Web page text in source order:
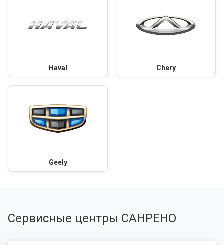
Haval Chery
Geely
Сервисные центры САНРЕНО